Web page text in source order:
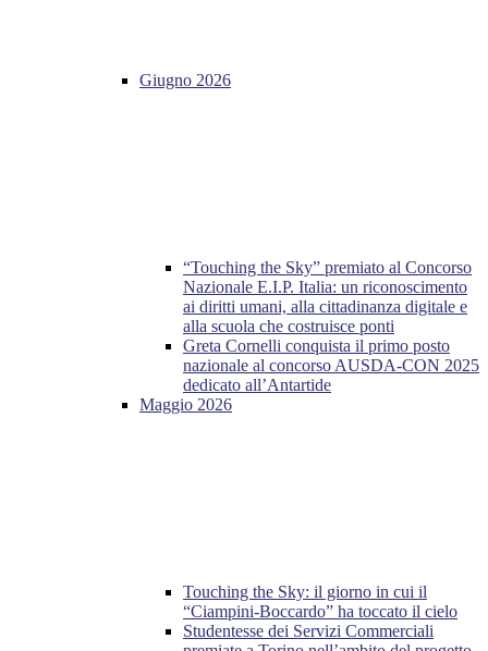
Giugno 2026
“Touching the Sky” premiato al Concorso
Nazionale E.I.P. Italia: un riconoscimento
ai diritti umani, alla cittadinanza digitale e
alla scuola che costruisce ponti
Greta Cornelli conquista il primo posto
nazionale al concorso AUSDA-CON 2025
dedicato all’Antartide
Maggio 2026
Touching the Sky: il giorno in cui il
“Ciampini-Boccardo” ha toccato il cielo
Studentesse dei Servizi Commerciali